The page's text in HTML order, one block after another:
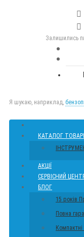
Залишились
Я шукаю, наприклад,
КАТАЛОГ
АКЦІЇ
СЕРВІСНИЙ
БЛОГ
15 років
Повна